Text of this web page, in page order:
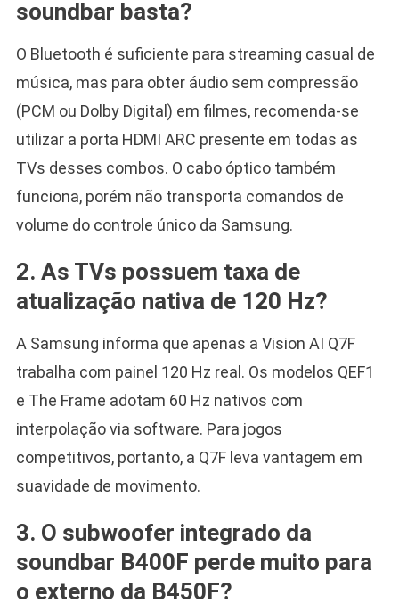
soundbar basta?
O Bluetooth é suficiente para streaming casual de
música, mas para obter áudio sem compressão
(PCM ou Dolby Digital) em filmes, recomenda-se
utilizar a porta HDMI ARC presente em todas as
TVs desses combos. O cabo óptico também
funciona, porém não transporta comandos de
volume do controle único da Samsung.
2. As TVs possuem taxa de
atualização nativa de 120 Hz?
A Samsung informa que apenas a Vision AI Q7F
trabalha com painel 120 Hz real. Os modelos QEF1
e The Frame adotam 60 Hz nativos com
interpolação via software. Para jogos
competitivos, portanto, a Q7F leva vantagem em
suavidade de movimento.
3. O subwoofer integrado da
soundbar B400F perde muito para
o externo da B450F?